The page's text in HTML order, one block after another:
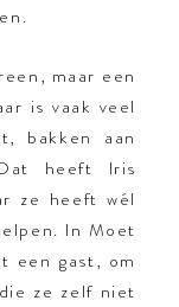
maar een
is vaak veel
bakken aan
heeft Iris
ze heeft wél
In Moet
een gast, om
ze zelf niet